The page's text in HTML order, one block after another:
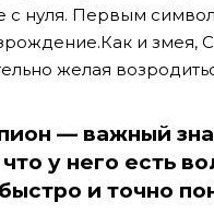
с нуля. Первым
Как и змея,
желая
— важный
у него есть
и точно